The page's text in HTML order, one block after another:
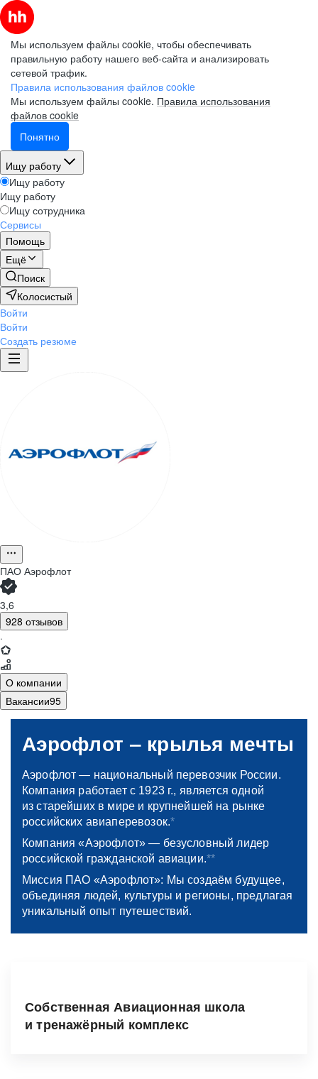
Мы используем файлы cookie, чтобы обеспечивать
правильную работу нашего веб-сайта и анализировать
сетевой трафик.
Правила использования файлов cookie
Мы используем файлы cookie. Правила использования
файлов cookie
Понятно
Ищу работу
Ищу работу
Ищу работу
Ищу сотрудника
Сервисы
Помощь
Ещё
Поиск
Колосистый
Войти
Войти
Создать резюме
ПАО Аэрофлот
3,6
928 отзывов
·
О компании
Вакансии95
Аэрофлот ‒ крылья мечты
Аэрофлот — национальный перевозчик России.
Компания работает с 1923 г., является одной
из старейших в мире и крупнейшей на рынке
российских авиаперевозок.*
Компания «Аэрофлот» — безусловный лидер
российской гражданской авиации.**
Миссия ПАО «Аэрофлот»: Мы создаём будущее,
объединяя людей, культуры и регионы, предлагая
уникальный опыт путешествий.
Собственная Авиационная школа
и тренажёрный комплекс